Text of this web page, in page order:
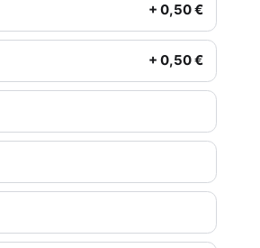
+ 0,50 €
+ 0,50 €